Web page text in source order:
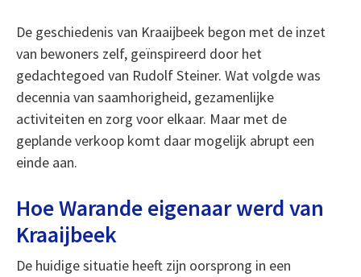
De geschiedenis van Kraaijbeek begon met de inzet
van bewoners zelf, geïnspireerd door het
gedachtegoed van Rudolf Steiner. Wat volgde was
decennia van saamhorigheid, gezamenlijke
activiteiten en zorg voor elkaar. Maar met de
geplande verkoop komt daar mogelijk abrupt een
einde aan.
Hoe Warande eigenaar werd van
Kraaijbeek
De huidige situatie heeft zijn oorsprong in een